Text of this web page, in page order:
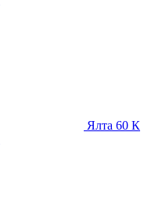
Ялта 60 К